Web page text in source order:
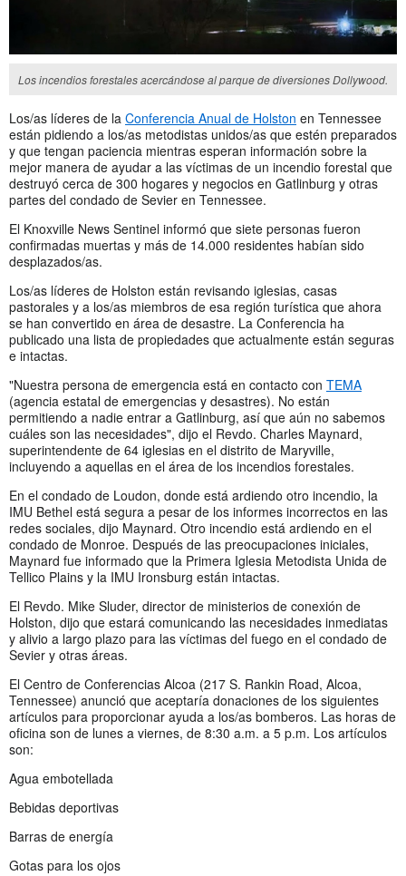
Los incendios forestales acercándose al parque de diversiones Dollywood.
Los/as líderes de la Conferencia Anual de Holston en Tennessee
están pidiendo a los/as metodistas unidos/as que estén preparados
y que tengan paciencia mientras esperan información sobre la
mejor manera de ayudar a las víctimas de un incendio forestal que
destruyó cerca de 300 hogares y negocios en Gatlinburg y otras
partes del condado de Sevier en Tennessee.
El Knoxville News Sentinel informó que siete personas fueron
confirmadas muertas y más de 14.000 residentes habían sido
desplazados/as.
Los/as líderes de Holston están revisando iglesias, casas
pastorales y a los/as miembros de esa región turística que ahora
se han convertido en área de desastre. La Conferencia ha
publicado una lista de propiedades que actualmente están seguras
e intactas.
"Nuestra persona de emergencia está en contacto con TEMA
(agencia estatal de emergencias y desastres). No están
permitiendo a nadie entrar a Gatlinburg, así que aún no sabemos
cuáles son las necesidades", dijo el Revdo. Charles Maynard,
superintendente de 64 iglesias en el distrito de Maryville,
incluyendo a aquellas en el área de los incendios forestales.
En el condado de Loudon, donde está ardiendo otro incendio, la
IMU Bethel está segura a pesar de los informes incorrectos en las
redes sociales, dijo Maynard. Otro incendio está ardiendo en el
condado de Monroe. Después de las preocupaciones iniciales,
Maynard fue informado que la Primera Iglesia Metodista Unida de
Tellico Plains y la IMU Ironsburg están intactas.
El Revdo. Mike Sluder, director de ministerios de conexión de
Holston, dijo que estará comunicando las necesidades inmediatas
y alivio a largo plazo para las víctimas del fuego en el condado de
Sevier y otras áreas.
El Centro de Conferencias Alcoa (217 S. Rankin Road, Alcoa,
Tennessee) anunció que aceptaría donaciones de los siguientes
artículos para proporcionar ayuda a los/as bomberos. Las horas de
oficina son de lunes a viernes, de 8:30 a.m. a 5 p.m. Los artículos
son:
Agua embotellada
Bebidas deportivas
Barras de energía
Gotas para los ojos